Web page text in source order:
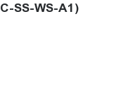
C-SS-WS-A1)